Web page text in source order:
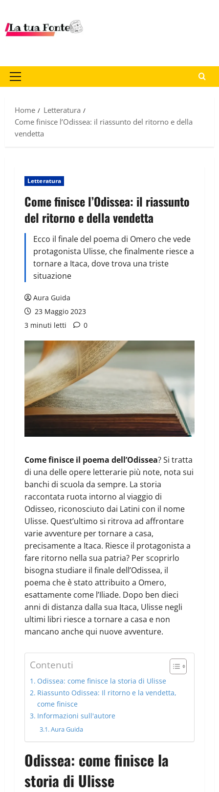
Home
Letteratura
Come finisce l’Odissea: il riassunto del ritorno e della
vendetta
Letteratura
Come finisce l’Odissea: il riassunto
del ritorno e della vendetta
Ecco il finale del poema di Omero che vede
protagonista Ulisse, che finalmente riesce a
tornare a Itaca, dove trova una triste
situazione
Aura Guida
23 Maggio 2023
3 minuti letti
0
Come finisce il poema dell’Odissea? Si tratta
di una delle opere letterarie più note, nota sui
banchi di scuola da sempre. La storia
raccontata ruota intorno al viaggio di
Odisseo, riconosciuto dai Latini con il nome
Ulisse. Quest’ultimo si ritrova ad affrontare
varie avventure per tornare a casa,
precisamente a Itaca. Riesce il protagonista a
fare ritorno nella sua patria? Per scoprirlo
bisogna studiare il finale dell’Odissea, il
poema che è stato attribuito a Omero,
esattamente come l’Iliade. Dopo ben dieci
anni di distanza dalla sua Itaca, Ulisse negli
ultimi libri riesce a tornare a casa e non
mancano anche qui nuove avventure.
Contenuti
Odissea: come finisce la storia di Ulisse
Riassunto Odissea: Il ritorno e la vendetta,
come finisce
Informazioni sull'autore
Aura Guida
Odissea: come finisce la
storia di Ulisse